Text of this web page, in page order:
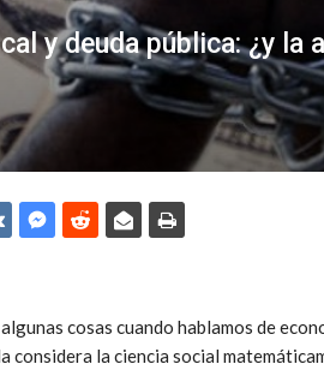
y deuda pública: ¿y la
cosas cuando hablamos de
considera la ciencia social